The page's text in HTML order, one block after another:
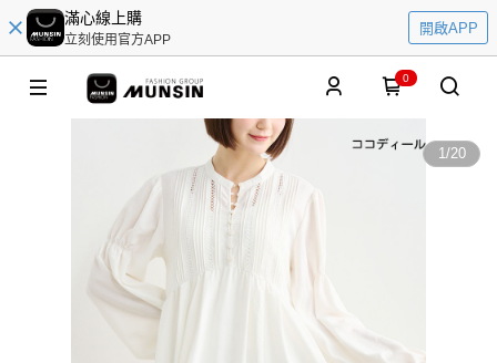
滿心線上購
立刻使用官方APP
開啟APP
0
1/20